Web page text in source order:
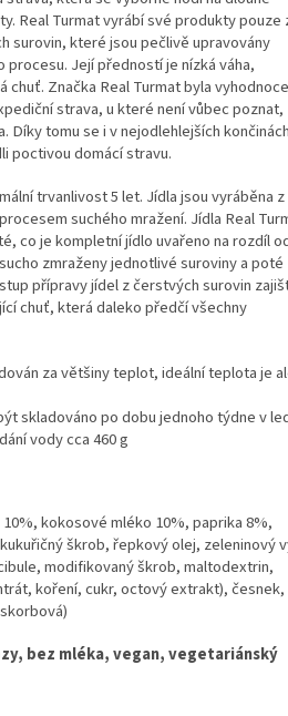
Real Turmat vyrábí své produkty pouze
surovin, které jsou pečlivě upravovány
Její předností je nízká váha,
chuť. Značka Real Turmat byla
strava, u které není vůbec poznat,
Díky tomu se i v nejodlehlejších
poctivou domácí stravu.
trvanlivost 5 let. Jídla jsou vyráběna z
suchého mražení. Jídla Real
co je kompletní jídlo uvařeno na rozdíl
zmraženy jednotlivé suroviny a poté
přípravy jídel z čerstvých surovin
chuť, která daleko předčí všechny
za většiny teplot, ideální teplota je
skladováno po dobu jednoho týdne v
vody cca 460 g
kokosové mléko 10%, paprika 8%,
škrob, řepkový olej, zeleninový
modifikovaný škrob, maltodextrin,
koření, cukr, octový extrakt), česnek,
bez mléka, vegan, vegetariánský